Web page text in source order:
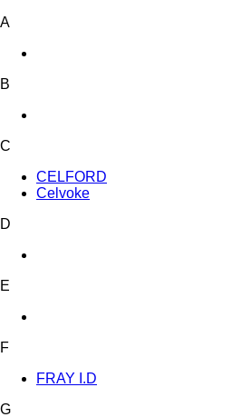
A
B
C
CELFORD
Celvoke
D
E
F
FRAY I.D
G